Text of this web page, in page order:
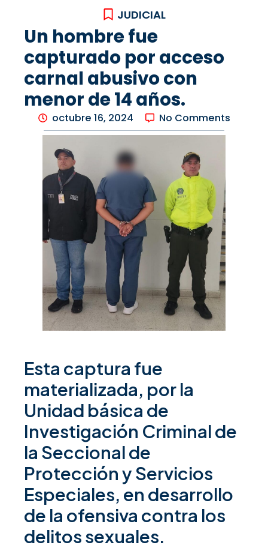
JUDICIAL
Un hombre fue
capturado por acceso
carnal abusivo con
menor de 14 años.
octubre 16, 2024 No Comments
Esta captura fue
materializada, por la
Unidad básica de
Investigación Criminal de
la Seccional de
Protección y Servicios
Especiales, en desarrollo
de la ofensiva contra los
delitos sexuales.